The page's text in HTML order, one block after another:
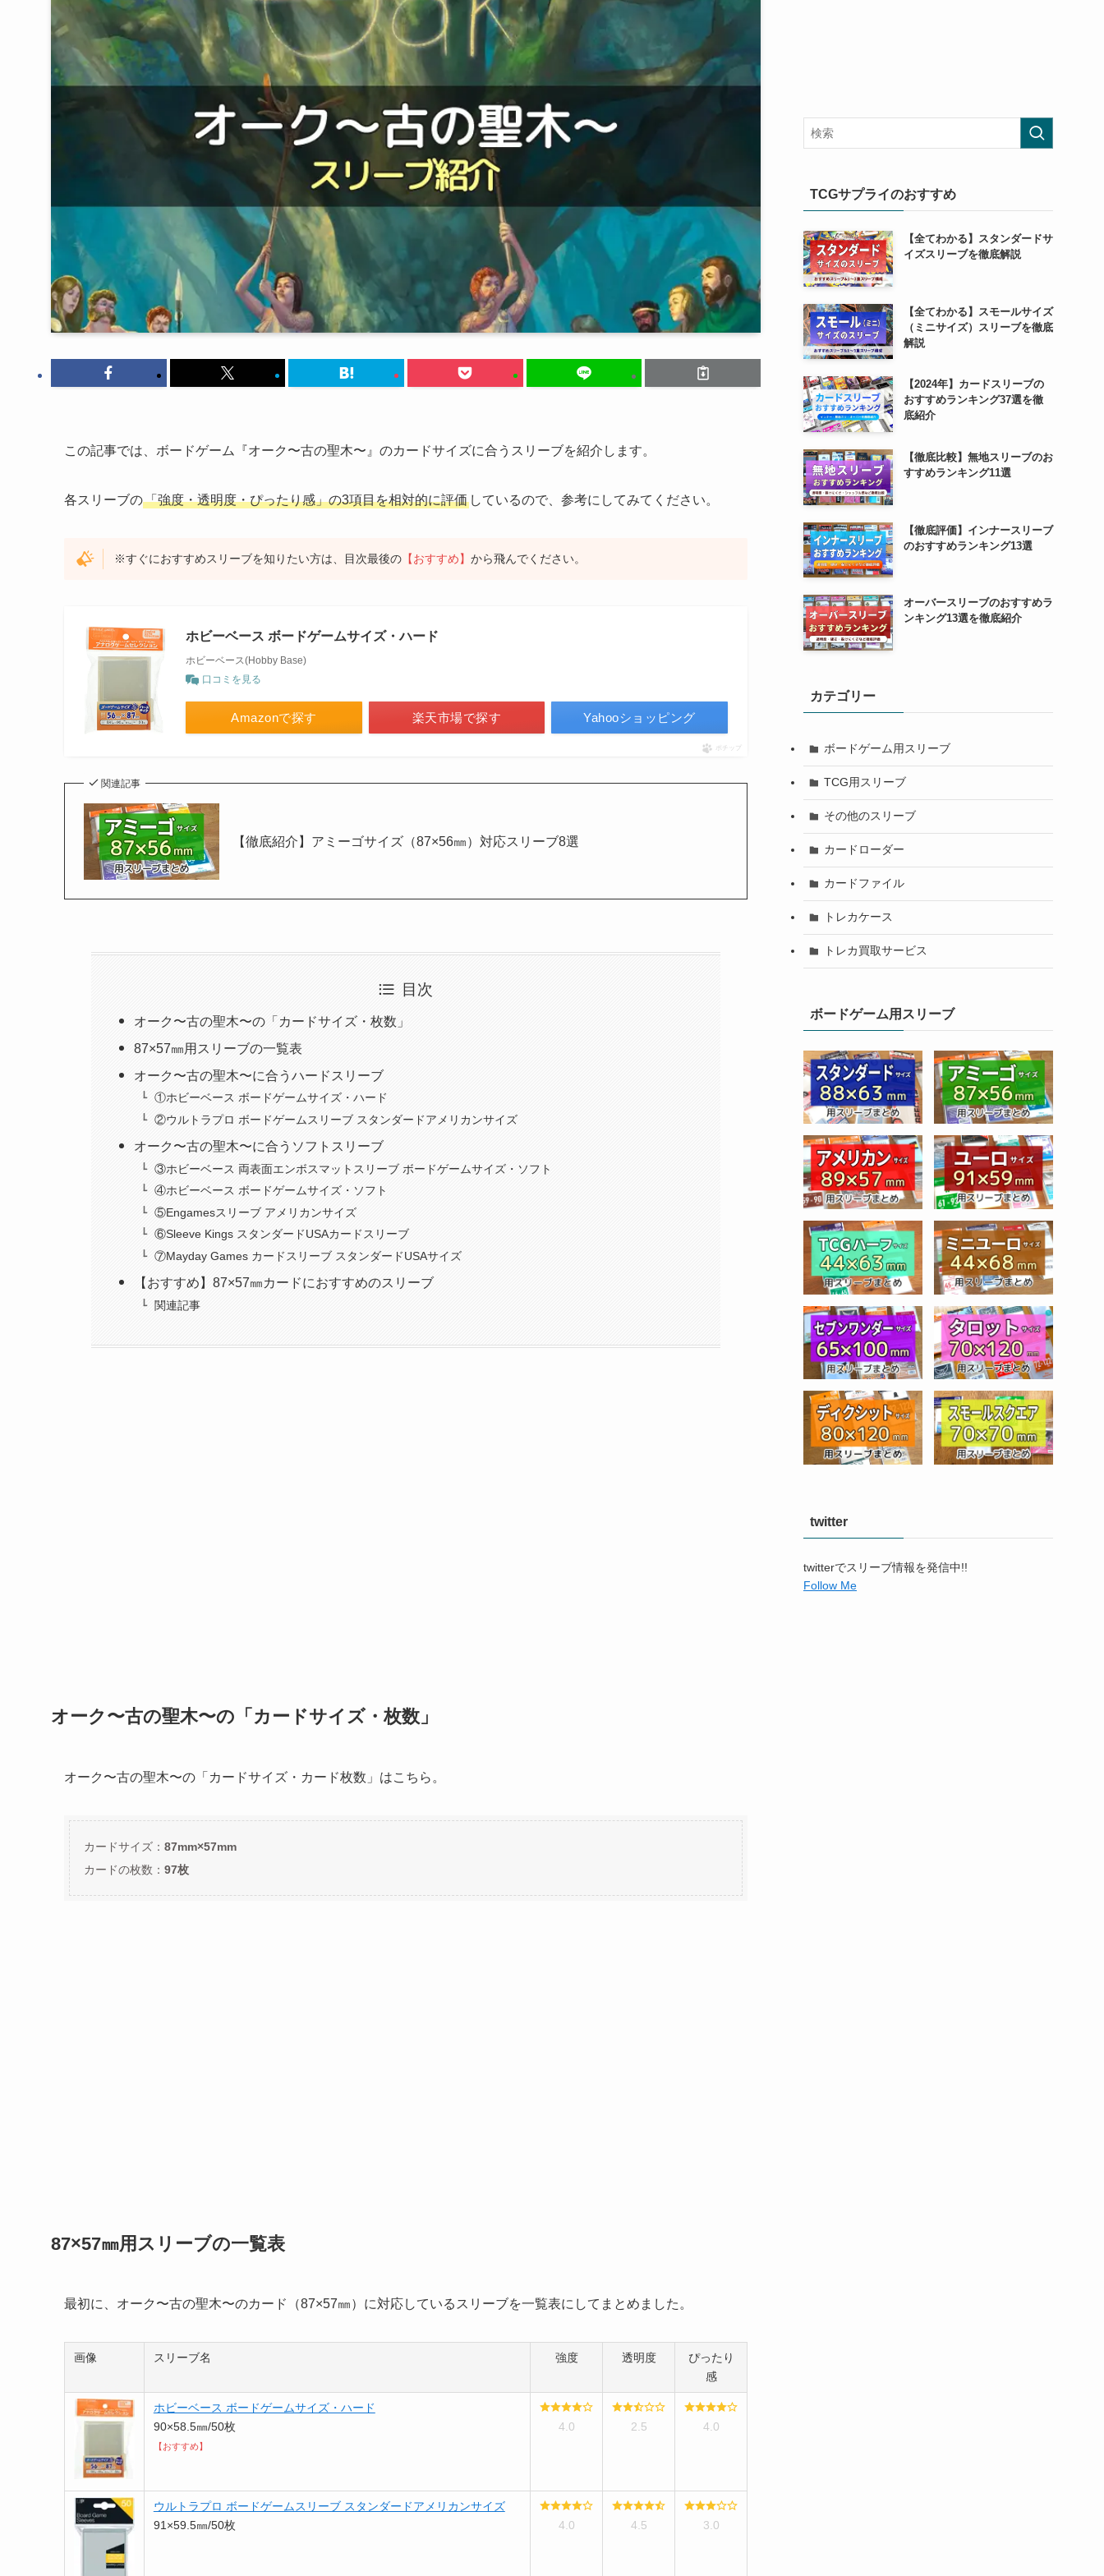
この記事では、ボードゲーム『オーク〜古の聖木〜』のカードサイズに合うスリーブを紹介します。
各スリーブの「強度・透明度・ぴったり感」の3項目を相対的に評価 しているので、参考にしてみてください。
※すぐにおすすめスリーブを知りたい方は、目次最後の 【おすすめ】から飛んでください。
ホビーベース ボードゲームサイズ・ハード
ホビーベース(Hobby Base)
口コミを見る
Amazonで探す 楽天市場で探す Yahooショッピング
ポチップ
関連記事
【徹底紹介】アミーゴサイズ（87×56㎜）対応スリーブ8選
目次
オーク〜古の聖木〜の「カードサイズ・枚数」
87×57㎜用スリーブの一覧表
オーク〜古の聖木〜に合うハードスリーブ
①ホビーベース ボードゲームサイズ・ハード
②ウルトラプロ ボードゲームスリーブ スタンダードアメリカンサイズ
オーク〜古の聖木〜に合うソフトスリーブ
③ホビーベース 両表面エンボスマットスリーブ ボードゲームサイズ・ソフト
④ホビーベース ボードゲームサイズ・ソフト
⑤Engamesスリーブ アメリカンサイズ
⑥Sleeve Kings スタンダードUSAカードスリーブ
⑦Mayday Games カードスリーブ スタンダードUSAサイズ
【おすすめ】87×57㎜カードにおすすめのスリーブ
関連記事
オーク〜古の聖木〜の「カードサイズ・枚数」
オーク〜古の聖木〜の「カードサイズ・カード枚数」はこちら。
カードサイズ： 87mm×57mm
カードの枚数： 97枚
87×57㎜用スリーブの一覧表
最初に、オーク〜古の聖木〜のカード（87×57㎜）に対応しているスリーブを一覧表にしてまとめました。
画像 スリーブ名 強度 透明度
ぴったり
感
ホビーベース ボードゲームサイズ・ハード
90×58.5㎜/50枚
【おすすめ】
4.0 2.5 4.0
ウルトラプロ ボードゲームスリーブ スタンダードアメリカンサイズ
91×59.5㎜/50枚
4.0 4.5 3.0
TCGサプライのおすすめ
【全てわかる】スタンダードサ
イズスリーブを徹底解説
【全てわかる】スモールサイズ
（ミニサイズ）スリーブを徹底
解説
【2024年】カードスリーブの
おすすめランキング37選を徹
底紹介
【徹底比較】無地スリーブのお
すすめランキング11選
【徹底評価】インナースリーブ
のおすすめランキング13選
オーバースリーブのおすすめラ
ンキング13選を徹底紹介
カテゴリー
ボードゲーム用スリーブ
TCG用スリーブ
その他のスリーブ
カードローダー
カードファイル
トレカケース
トレカ買取サービス
ボードゲーム用スリーブ
twitter
twitterでスリーブ情報を発信中!!
Follow Me